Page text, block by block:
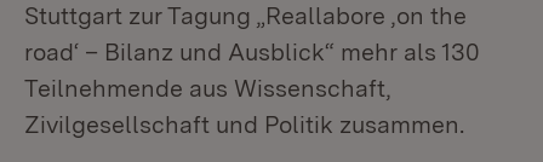
Stuttgart zur Tagung „Reallabore ‚on the
road‘ – Bilanz und Ausblick“ mehr als 130
Teilnehmende aus Wissenschaft,
Zivilgesellschaft und Politik zusammen.